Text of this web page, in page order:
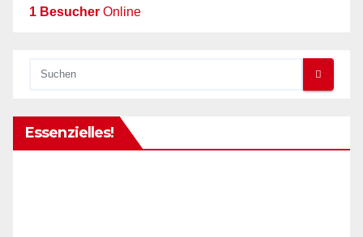
1 Besucher Online
Essenzielles!